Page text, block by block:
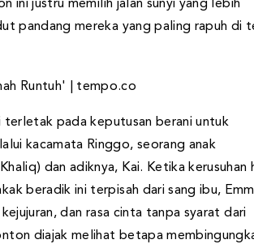
ini justru memilih jalan sunyi yang lebih
pandang mereka yang paling rapuh di
terletak pada keputusan berani untuk
kacamata Ringgo, seorang anak
dan adiknya, Kai. Ketika kerusuhan
beradik ini terpisah dari sang ibu,
dan rasa cinta tanpa syarat dari
diajak melihat betapa